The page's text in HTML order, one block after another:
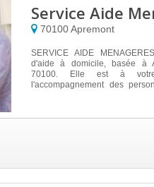
Service Aide
70100Apremont
SERVICE AIDE
d'aide à domicile, basée à
70100. Elle est à
l'accompagnement des